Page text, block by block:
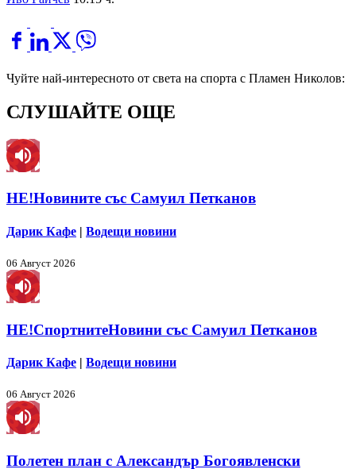
Чуйте най-интересното от света на спорта с Пламен Николов:
СЛУШАЙТЕ ОЩЕ
НЕ!Новините със Самуил Петканов
Дарик Кафе | Водещи новини
06 Август 2026
НЕ!СпортнитеНовини със Самуил Петканов
Дарик Кафе | Водещи новини
06 Август 2026
Полетен план с Александър Богоявленски